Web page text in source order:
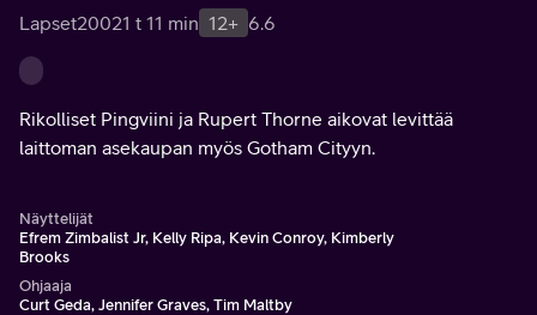
Lapset20021 t 11 min 12+ 6.6
Rikolliset Pingviini ja Rupert Thorne aikovat levittää
laittoman asekaupan myös Gotham Cityyn.
Näyttelijät
Efrem Zimbalist Jr, Kelly Ripa, Kevin Conroy, Kimberly
Brooks
Ohjaaja
Curt Geda, Jennifer Graves, Tim Maltby